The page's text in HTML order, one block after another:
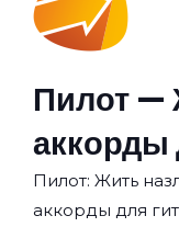
Пилот —
аккорды
Пилот: Жить
аккорды для